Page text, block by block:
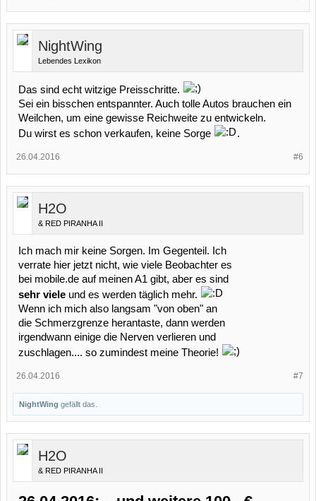
NightWing
Lebendes Lexikon
Das sind echt witzige Preisschritte.
Sei ein bisschen entspannter. Auch tolle Autos brauchen ein
Weilchen, um eine gewisse Reichweite zu entwickeln.
Du wirst es schon verkaufen, keine Sorge
.
#6
26.04.2016
H2O
& RED PIRANHA II
Ich mach mir keine Sorgen. Im Gegenteil. Ich
verrate hier jetzt nicht, wie viele Beobachter es
bei mobile.de auf meinen A1 gibt, aber es sind
sehr viele und es werden täglich mehr.
Wenn ich mich also langsam "von oben" an
die Schmerzgrenze herantaste, dann werden
irgendwann einige die Nerven verlieren und
zuschlagen.... so zumindest meine Theorie!
#7
26.04.2016
NightWing gefällt das.
H2O
& RED PIRANHA II